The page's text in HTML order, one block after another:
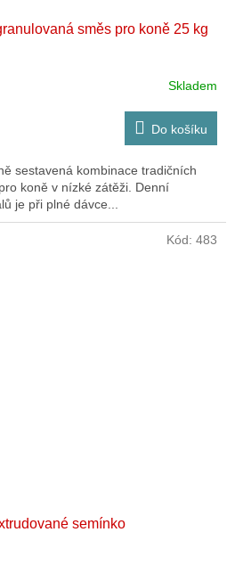
směs pro koně 25 kg
Skladem
Do košíku
sestavená kombinace tradičních
koně v nízké zátěži. Denní
je při plné dávce...
semínko
Kód: 483